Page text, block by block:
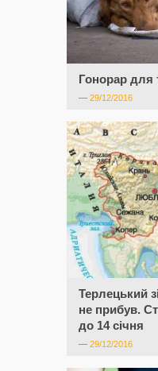
Гонорар для
— 29/12/2016
Терлецький
не прибув.
до 14 січня
— 29/12/2016